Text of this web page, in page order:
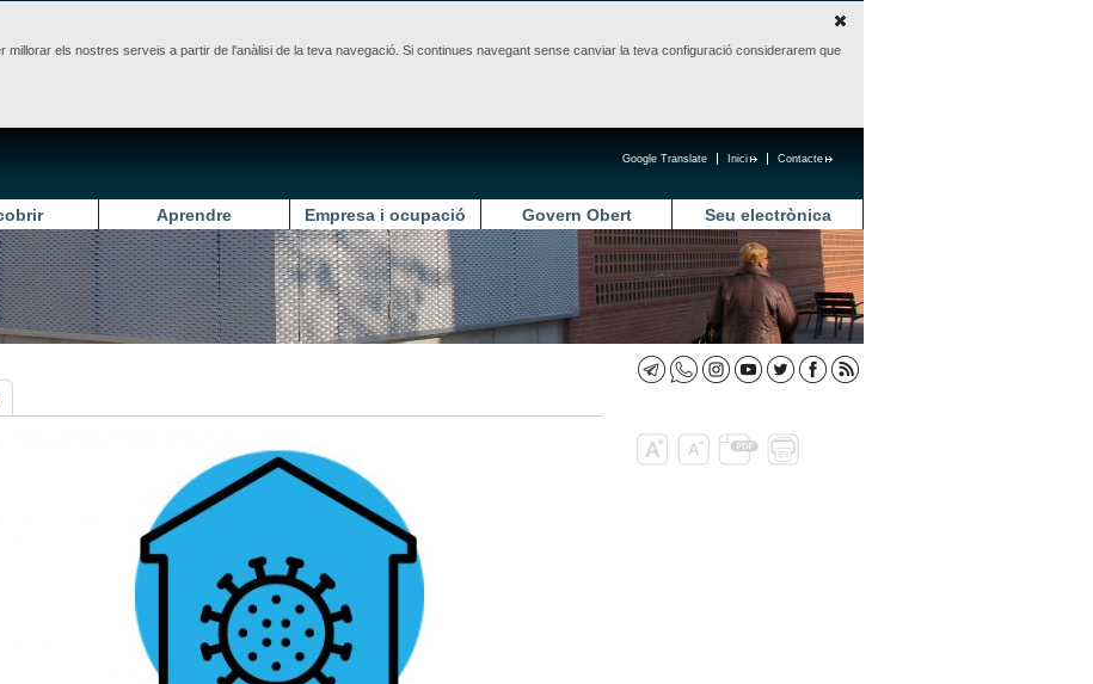
millorar els nostres serveis a partir de l'anàlisi de la teva navegació. Si continues navegant sense canviar la teva configuració considerarem que
Contacte
Inici
Google Translate
Aprendre Empresa i ocupació Govern Obert Seu electrònica